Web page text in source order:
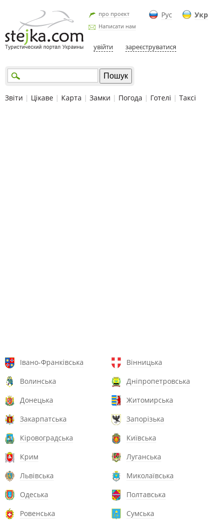
Рус Укр
про проект
Написати нам
увійти зареєструватися
Звіти | Цікаве | Карта | Замки | Погода | Готелі | Таксі
Івано-Франківська
Вінницька
Волинська
Дніпропетровська
Донецька
Житомирська
Закарпатська
Запорізька
Кіровоградська
Київська
Крим
Луганська
Львівська
Миколаївська
Одеська
Полтавська
Ровенська
Сумська